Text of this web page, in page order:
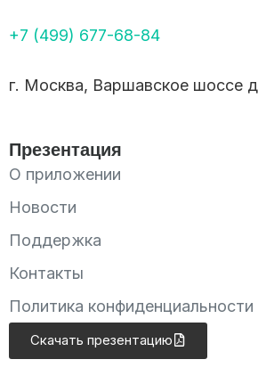
+7 (499) 677-68-84
г. Москва, Варшавское шоссе
Презентация
О приложении
Новости
Поддержка
Контакты
Политика конфиденциальности
Скачать презентацию